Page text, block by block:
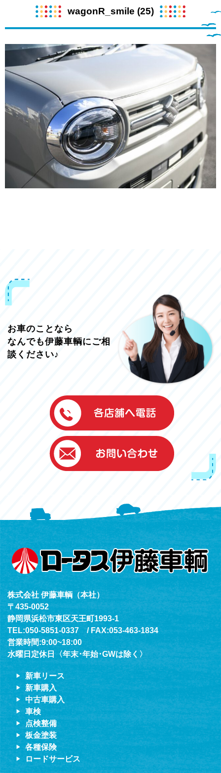
wagonR_smile (25)
お車のことなら
なんでも伊藤車輌にご相
談ください♪
伊藤車輌（本社）
050-5851-0337
グッドワン浜松
050-5851-0338
浜北店
050-5851-0339
（年中無休24h対応）
株式会社 伊藤車輌（本社）
〒435-0052
静岡県浜松市東区天王町1993-1
TEL:050-5851-0337 / FAX:053-463-1834
営業時間:9:00~18:00
水曜日定休日〈年末･年始･GWは除く〉
新車リース
新車購入
中古車購入
車検
点検整備
板金塗装
各種保険
ロードサービス